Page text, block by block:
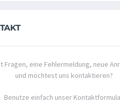
Fragen, eine Fehlermeldung, neue
und möchtest uns kontaktieren?
Benutze einfach unser